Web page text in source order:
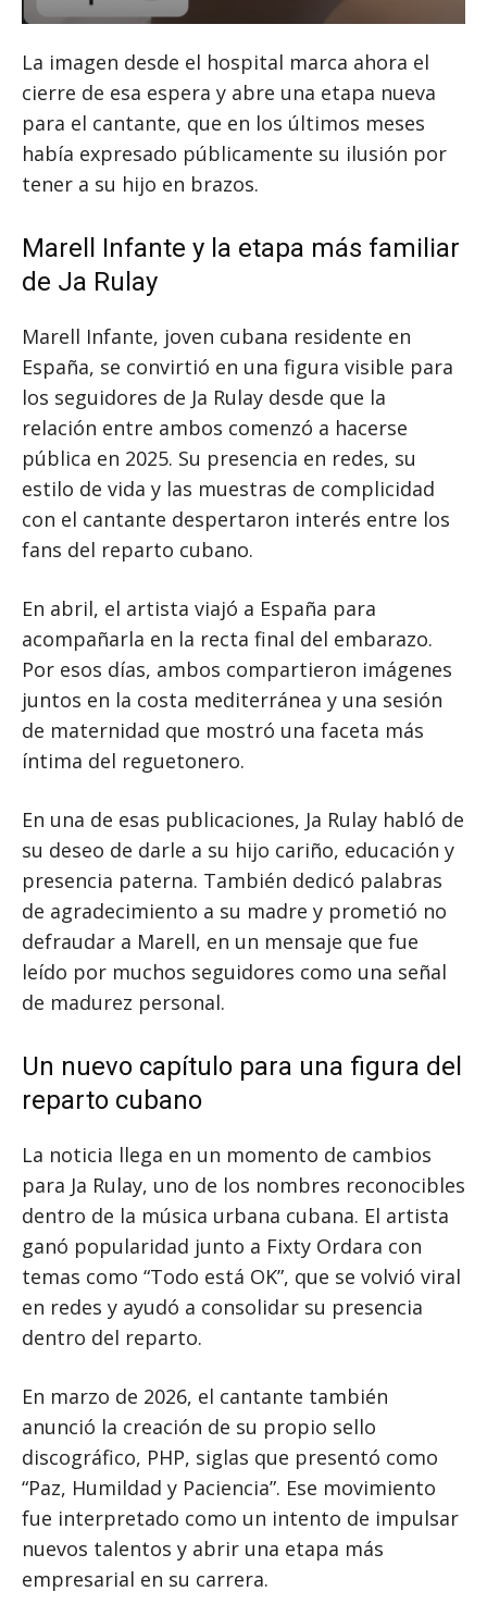
La imagen desde el hospital marca ahora el
cierre de esa espera y abre una etapa nueva
para el cantante, que en los últimos meses
había expresado públicamente su ilusión por
tener a su hijo en brazos.
Marell Infante y la etapa más familiar
de Ja Rulay
Marell Infante, joven cubana residente en
España, se convirtió en una figura visible para
los seguidores de Ja Rulay desde que la
relación entre ambos comenzó a hacerse
pública en 2025. Su presencia en redes, su
estilo de vida y las muestras de complicidad
con el cantante despertaron interés entre los
fans del reparto cubano.
En abril, el artista viajó a España para
acompañarla en la recta final del embarazo.
Por esos días, ambos compartieron imágenes
juntos en la costa mediterránea y una sesión
de maternidad que mostró una faceta más
íntima del reguetonero.
En una de esas publicaciones, Ja Rulay habló de
su deseo de darle a su hijo cariño, educación y
presencia paterna. También dedicó palabras
de agradecimiento a su madre y prometió no
defraudar a Marell, en un mensaje que fue
leído por muchos seguidores como una señal
de madurez personal.
Un nuevo capítulo para una figura del
reparto cubano
La noticia llega en un momento de cambios
para Ja Rulay, uno de los nombres reconocibles
dentro de la música urbana cubana. El artista
ganó popularidad junto a Fixty Ordara con
temas como “Todo está OK”, que se volvió viral
en redes y ayudó a consolidar su presencia
dentro del reparto.
En marzo de 2026, el cantante también
anunció la creación de su propio sello
discográfico, PHP, siglas que presentó como
“Paz, Humildad y Paciencia”. Ese movimiento
fue interpretado como un intento de impulsar
nuevos talentos y abrir una etapa más
empresarial en su carrera.